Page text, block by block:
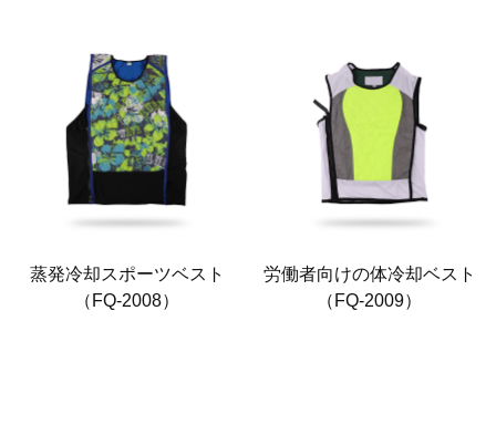
蒸発冷却スポーツベスト
（FQ-2008）
労働者向けの体冷却ベスト
（FQ-2009）